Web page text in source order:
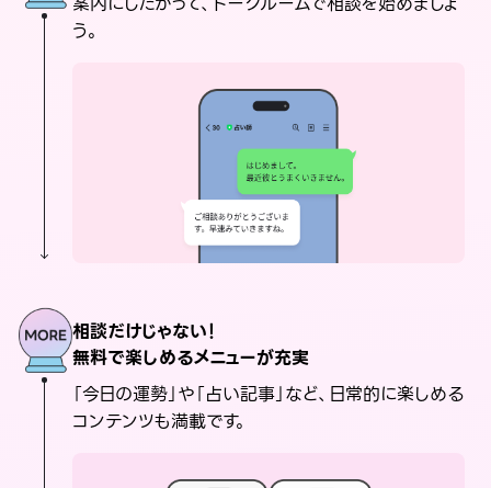
う。
相談だけじゃない！
無料で楽しめるメニューが充実
「今日の運勢」や「占い記事」など、日常的に楽しめる
コンテンツも満載です。